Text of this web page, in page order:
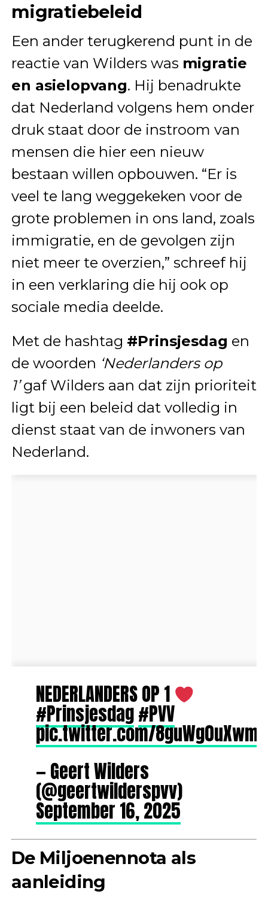
migratiebeleid
Een ander terugkerend punt in de
reactie van Wilders was migratie
en asielopvang. Hij benadrukte
dat Nederland volgens hem onder
druk staat door de instroom van
mensen die hier een nieuw
bestaan willen opbouwen. “Er is
veel te lang weggekeken voor de
grote problemen in ons land, zoals
immigratie, en de gevolgen zijn
niet meer te overzien,” schreef hij
in een verklaring die hij ook op
sociale media deelde.
Met de hashtag #Prinsjesdag en
de woorden ‘Nederlanders op
1’gaf Wilders aan dat zijn prioriteit
ligt bij een beleid dat volledig in
dienst staat van de inwoners van
Nederland.
NEDERLANDERS OP 1
#Prinsjesdag#PVV
pic.twitter.com/8guWg0uXwm
— Geert Wilders
(@geertwilderspvv)
September 16, 2025
De Miljoenennota als
aanleiding